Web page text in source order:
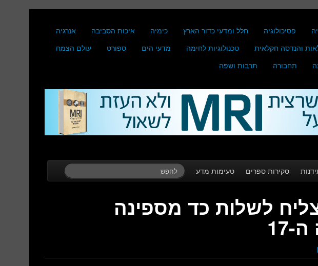
פסיכולוגיה חלל ומדעי כדור הארץ כימיה איכות הסביבה
אנרגיה
והנדסה חקלאית טכנולוגיות לחימה מדעי הים ספורט
עולם הצמח
תחבורה תרבות ושפה
סקירות ספרים טעימות מדע
לשלות כד מספינה
17